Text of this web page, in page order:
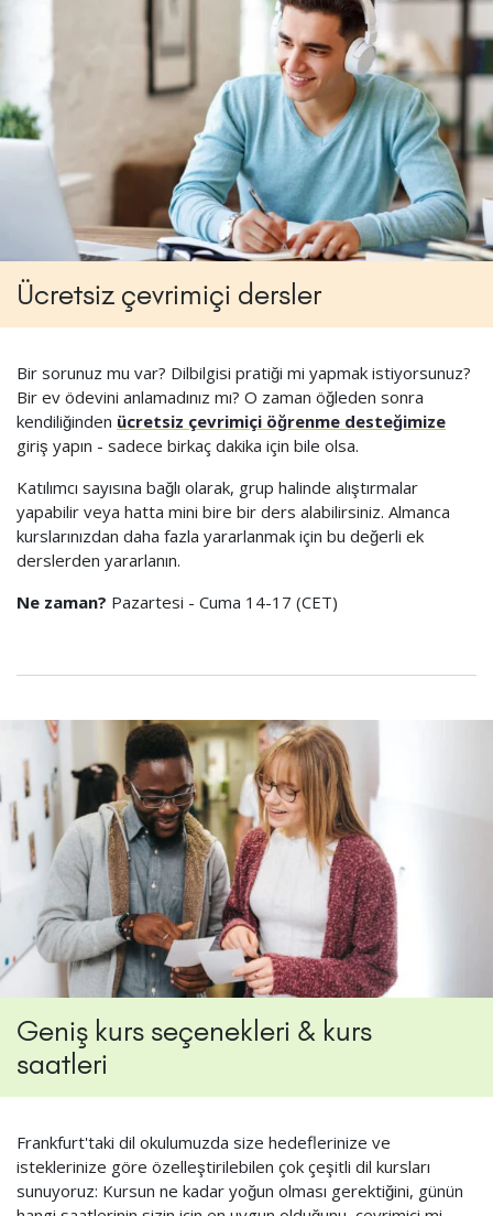
Ücretsiz çevrimiçi dersler
Bir sorunuz mu var? Dilbilgisi pratiği mi yapmak istiyorsunuz?
Bir ev ödevini anlamadınız mı? O zaman öğleden sonra
kendiliğinden ücretsiz çevrimiçi öğrenme desteğimize
giriş yapın - sadece birkaç dakika için bile olsa.
Katılımcı sayısına bağlı olarak, grup halinde alıştırmalar
yapabilir veya hatta mini bire bir ders alabilirsiniz. Almanca
kurslarınızdan daha fazla yararlanmak için bu değerli ek
derslerden yararlanın.
Ne zaman? Pazartesi - Cuma 14-17 (CET)
Geniş kurs seçenekleri & kurs
saatleri
Frankfurt'taki dil okulumuzda size hedeflerinize ve
isteklerinize göre özelleştirilebilen çok çeşitli dil kursları
sunuyoruz: Kursun ne kadar yoğun olması gerektiğini, günün